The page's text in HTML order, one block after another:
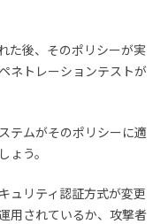
た後、そのポリシーが実
ネトレーションテストが
テムがそのポリシーに適
ょう。
ュリティ認証方式が変更
用されているか、攻撃者